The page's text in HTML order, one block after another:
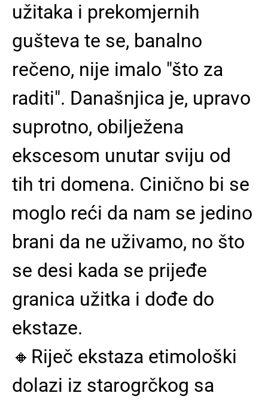
užitaka i prekomjernih
gušteva te se, banalno
rečeno, nije imalo "što za
raditi". Današnjica je, upravo
suprotno, obilježena
ekscesom unutar sviju od
tih tri domena. Cinično bi se
moglo reći da nam se jedino
brani da ne uživamo, no što
se desi kada se prijeđe
granica užitka i dođe do
ekstaze.
🔸️Riječ ekstaza etimološki
dolazi iz starogrčkog sa